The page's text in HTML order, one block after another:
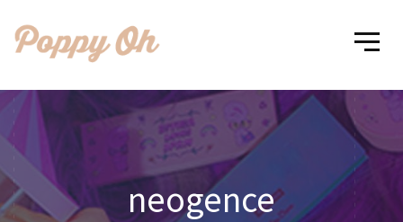
neogence